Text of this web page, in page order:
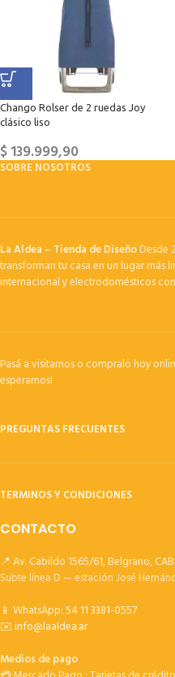
Chango Rolser de 2 ruedas Joy
clásico liso
$139.999,90
SOBRE NOSOTROS
La Aldea – Tienda de DiseñoDesde
transforman tu casa en un lugar más
internacional y electrodomésticos
Pasá a visitarnos o compralo hoy
esperamos!
PREGUNTAS FRECUENTES
TERMINOS Y CONDICIONES
CONTACTO
📍 Av. Cabildo 1565/61, Belgrano,
Subte línea D — estación José
📱 WhatsApp:54 11 3381-0557
✉️info@laaldea.ar
Medios de pago